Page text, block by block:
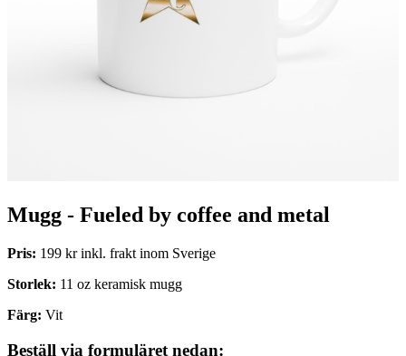
Mugg - Fueled by coffee and metal
Pris: 199 kr inkl. frakt inom Sverige
Storlek: 11 oz keramisk mugg
Färg: Vit
Beställ via formuläret nedan: